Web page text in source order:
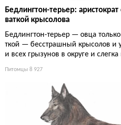
Бедлингтон-терьер:
ваткой крысолова
Бедлингтон-терьер — овца
ткой — бесстрашный крысолов и
и всех грызунов в округе и
Питомцы 8 927